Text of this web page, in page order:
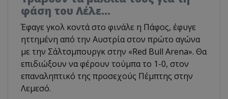
φάση του Λέλε…
Έφαγε γκολ κοντά στο φινάλε η Πάφος, έφυγε
ηττημένη από την Αυστρία στον πρώτο αγώνα
με την Σάλτσμπουργκ στην «Red Bull Arena». Θα
επιδιώξουν να φέρουν τούμπα το 1-0, στον
επαναληπτικό της προσεχούς Πέμπτης στην
Λεμεσό.